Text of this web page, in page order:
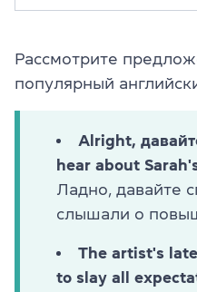
Рассмотрите
популярный
Alright,
hear about
Ладно, давайте
слышали о
The artist's
to slay all